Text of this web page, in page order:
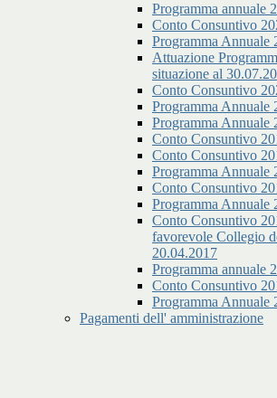
Programma annuale
Conto Consuntivo
Programma Annuale
Attuazione
situazione al
Conto Consuntivo
Programma Annuale
Programma Annuale
Conto Consuntivo
Conto Consuntivo
Programma Annuale
Conto Consuntivo
Programma Annuale
Conto Consuntivo
favorevole Collegio
20.04.2017
Programma annuale
Conto Consuntivo
Programma Annuale
Pagamenti dell' amministrazione